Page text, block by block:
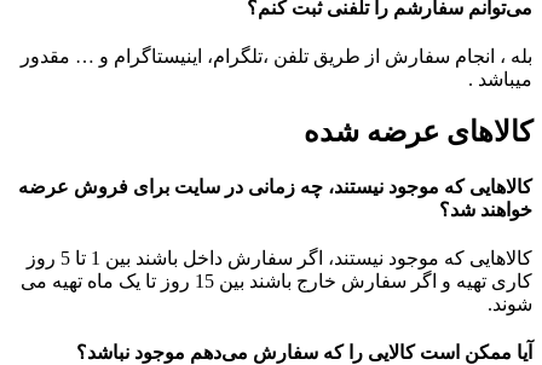
می‏‌توانم سفارشم را تلفنی ثبت کنم؟
بله ، انجام سفارش از طریق تلفن ،تلگرام، اینیستاگرام و … مقدور
میباشد .
کالاهای عرضه شده
کالاهایی که موجود نیستند، چه زمانی در سایت برای فروش عرضه
خواهند شد؟
کالاهایی که موجود نیستند، اگر سفارش داخل باشند بین 1 تا 5 روز
کاری تهیه و اگر سفارش خارج باشند بین 15 روز تا یک ماه تهیه می
شوند.
آیا ممکن است کالایی را که سفارش می‏‌دهم موجود نباشد؟